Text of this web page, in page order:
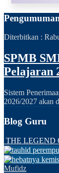
Diterbitkan :
SPMB
Pelajaran
Sistem
2026/2027 akan
Blog Guru
THE LEGEND
Mufidz